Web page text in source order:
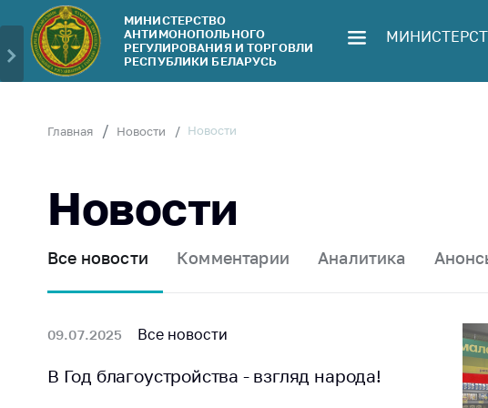
Министерство
Руководство
Министерства
Законодательство
Антикоррупционная
деятельность
консультативный
совет
Соискателям
Обратиться в
Личный
Сообщить о
Сообщить о
цен на
медицинские
изделия
МИНИСТЕРСТВО
АНТИМОНОПОЛЬНОГО
РЕГУЛИРОВАНИЯ И ТОРГОВЛИ
РЕСПУБЛИКИ БЕЛАРУСЬ
Главная Новости Новости
Новости
Все новости Комментарии Аналитика
09.07.2025 Все новости
В Год благоустройства - взгляд народа!